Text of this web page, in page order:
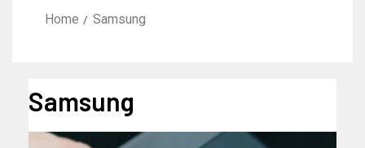
Home Samsung
Samsung